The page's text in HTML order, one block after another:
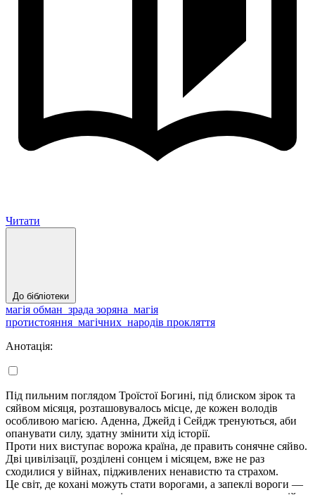
Читати
До бібліотеки
магія обман_зрада зоряна_магія
протистояння_магічних_народів прокляття
Анотація:
Під пильним поглядом Троїстої Богині, під блиском зірок та
сяйвом місяця, розташовувалось місце, де кожен володів
особливою магією. Аденна, Джейд і Сейдж тренуються, аби
опанувати силу, здатну змінити хід історії.
Проти них виступає ворожа країна, де править сонячне сяйво.
Дві цивілізації, розділені сонцем і місяцем, вже не раз
сходилися у війнах, підживлених ненавистю та страхом.
Це світ, де кохані можуть стати ворогами, а запеклі вороги —